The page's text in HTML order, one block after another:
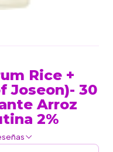
Rice +
Joseon)- 30
Arroz
2%
reseñas